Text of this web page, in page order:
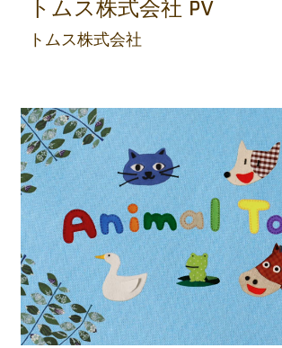
トムス株式会社 PV
トムス株式会社